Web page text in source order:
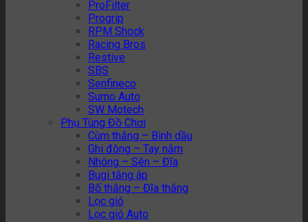
ProFilter
Progrip
RPM Shock
Racing Bros
Restive
SBS
Senfineco
Sumo Auto
SW Motech
Phụ Tùng Đồ Chơi
Cùm thắng – Bình dầu
Ghi đông – Tay nắm
Nhông – Sên – Đĩa
Bugi tăng áp
Bố thắng – Đĩa thắng
Lọc gió
Lọc gió Auto